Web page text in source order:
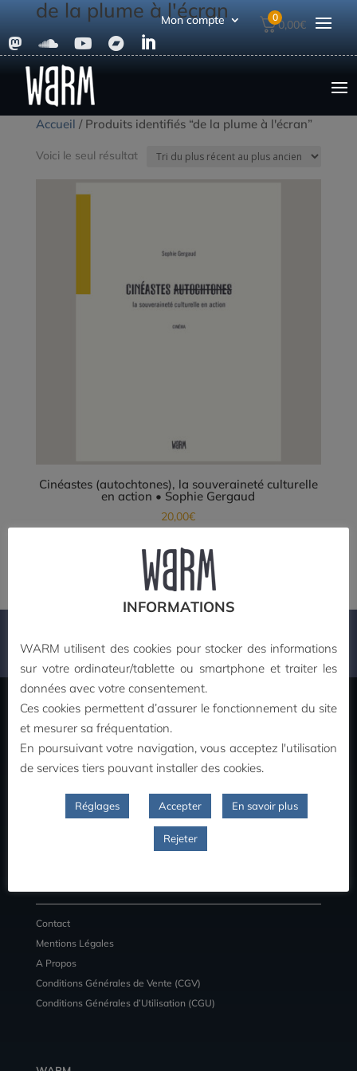
Mon compte 00,00€
    
Accueil / Produits identifiés “de la plume à l'écran”
de la plume à l'écran
Voici le seul résultat
Cinéastes (autochtones), la souveraineté culturelle
en action • Sophie Gergaud
20,00€
Ajouter au panier
PAIEMENT SECURISE
MON COMPTE
Commandes
Détail du compte
Déconnexion
Contact
Mentions Légales
A Propos
Conditions Générales de Vente (CGV)
Conditions Générales d’Utilisation (CGU)
INFORMATIONS
WARM utilisent des cookies pour stocker des informations
sur votre ordinateur/tablette ou smartphone et traiter les
données avec votre consentement.
Ces cookies permettent d’assurer le fonctionnement du site
et mesurer sa fréquentation.
En poursuivant votre navigation, vous acceptez l'utilisation
de services tiers pouvant installer des cookies.
Réglages Accepter En savoir plus
Rejeter